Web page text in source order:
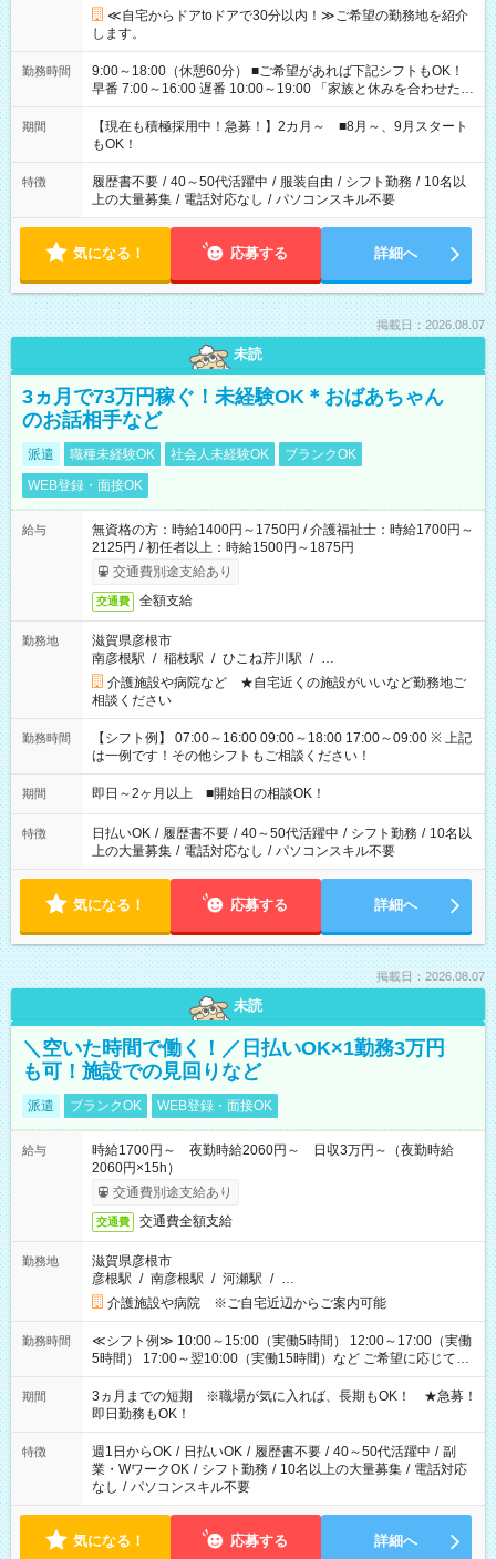
≪自宅からドアtoドアで30分以内！≫ご希望の勤務地を紹介
します。
勤務時間
9:00～18:00（休憩60分） ■ご希望があれば下記シフトもOK！
早番 7:00～16:00 遅番 10:00～19:00 「家族と休みを合わせた
い」 「余裕を持って夕飯の準備がしたい」 「できれば残業はし
たくない」 など、ご希望を教えてくださいね。 ※Wワーク希望
の方へ 今ご覧のお仕事で希望する勤務時間と、もう1つのお仕事
の勤務時間。 合計で週40時間を超える場合は応募できません。
期間
【現在も積極採用中！急募！】2カ月～ ■8月～、9月スタート
もOK！
特徴 履歴書不要 / 40～50代活躍中 / 服装自由 / シフト勤務 / 10名以
上の大量募集 / 電話対応なし / パソコンスキル不要
気になる！ 応募する 詳細へ
掲載日：2026.08.07
未読
3ヵ月で73万円稼ぐ！未経験OK＊おばあちゃん
のお話相手など
派遣 職種未経験OK 社会人未経験OK
ブランクOK
WEB登録・面接OK
給与
無資格の方：時給1400円～1750円 / 介護福祉士：時給1700円～
2125円 / 初任者以上：時給1500円～1875円
交通費別途支給あり
交通費 全額支給
勤務地
滋賀県彦根市
南彦根駅 / 稲枝駅 / ひこね芹川駅 / …
介護施設や病院など ★自宅近くの施設がいいなど勤務地ご
相談ください
勤務時間
【シフト例】 07:00～16:00 09:00～18:00 17:00～09:00 ※ 上記
は一例です！その他シフトもご相談ください！
期間 即日～2ヶ月以上 ■開始日の相談OK！
特徴 日払いOK / 履歴書不要 / 40～50代活躍中 / シフト勤務 / 10名以
上の大量募集 / 電話対応なし / パソコンスキル不要
気になる！ 応募する 詳細へ
掲載日：2026.08.07
未読
＼空いた時間で働く！／日払いOK×1勤務3万円
も可！施設での見回りなど
派遣 ブランクOK WEB登録・面接OK
給与
時給1700円～ 夜勤時給2060円～ 日収3万円～（夜勤時給
2060円×15h）
交通費別途支給あり
交通費 交通費全額支給
勤務地
滋賀県彦根市
彦根駅 / 南彦根駅 / 河瀬駅 / …
介護施設や病院 ※ご自宅近辺からご案内可能
勤務時間
≪シフト例≫ 10:00～15:00（実働5時間） 12:00～17:00（実働
5時間） 17:00～翌10:00（実働15時間）など ご希望に応じて、
働く時間は調整できます！ お気軽に担当へ相談ください！
期間
3ヵ月までの短期 ※職場が気に入れば、長期もOK！ ★急募！
即日勤務もOK！
特徴 週1日からOK / 日払いOK / 履歴書不要 / 40～50代活躍中 / 副
業・WワークOK / シフト勤務 / 10名以上の大量募集 / 電話対応
なし / パソコンスキル不要
気になる！ 応募する 詳細へ